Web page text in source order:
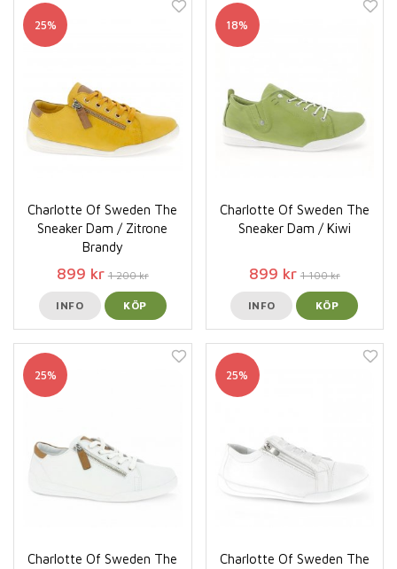
25%
Charlotte Of Sweden The
Sneaker Dam / Zitrone
Brandy
899 kr 1 200 kr
INFO KÖP
18%
Charlotte Of Sweden The
Sneaker Dam / Kiwi
899 kr 1 100 kr
INFO KÖP
25%
Charlotte Of Sweden The
25%
Charlotte Of Sweden The